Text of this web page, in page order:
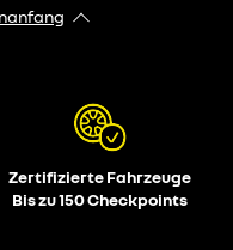
Zertifizierte Fahrzeuge
Bis zu 150 Checkpoints